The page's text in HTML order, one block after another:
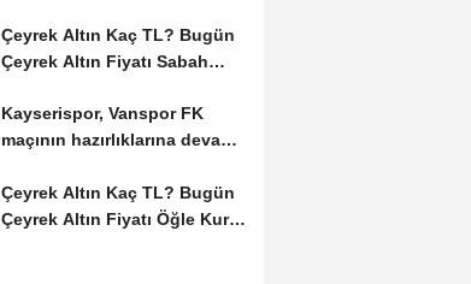
Çeyrek Altın Kaç TL? Bugün
Çeyrek Altın Fiyatı Sabah
Kayserispor, Vanspor FK
maçının hazırlıklarına devam
Çeyrek Altın Kaç TL? Bugün
Çeyrek Altın Fiyatı Öğle Kuru